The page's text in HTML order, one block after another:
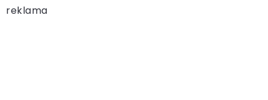
reklama